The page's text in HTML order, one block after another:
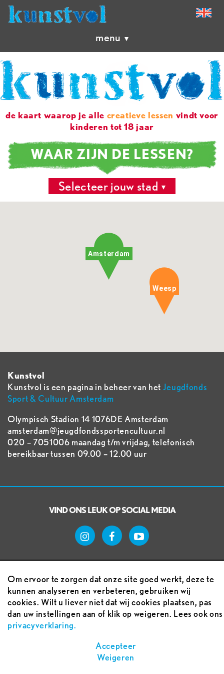
menu
de kaart waarop je alle creatieve lessen vindt voor
kinderen tot 18 jaar
WAAR ZIJN DE LESSEN?
Selecteer jouw stad
Amsterdam
Weesp
Kunstvol
Kunstvol is een pagina in beheer van het Jeugdfonds
Sport & Cultuur Amsterdam
Olympisch Stadion 14 1076DE Amsterdam
amsterdam@jeugdfondssportencultuur.nl
020 – 7051006 maandag t/m vrijdag, telefonisch
bereikbaar tussen 09.00 – 12.00 uur
VIND ONS LEUK OP SOCIAL MEDIA
Voorwaarden
Sitemap
Om ervoor te zorgen dat onze site goed werkt, deze te
kunnen analyseren en verbeteren, gebruiken wij
cookies. Wilt u liever niet dat wij cookies plaatsen, pas
dan uw instellingen aan of klik op weigeren. Lees ook ons
privacyverklaring.
Accepteer
Weigeren